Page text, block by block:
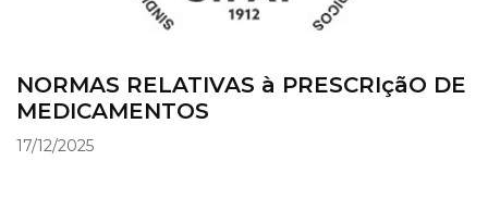
NORMAS RELATIVAS à PRESCRIçãO DE
MEDICAMENTOS
17/12/2025